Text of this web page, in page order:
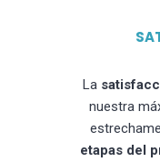
La
nuestra
etapas del